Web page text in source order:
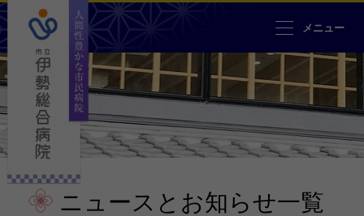
人間性豊かな市民病院 市立伊勢
メニュー
ニュースとお知らせ一覧